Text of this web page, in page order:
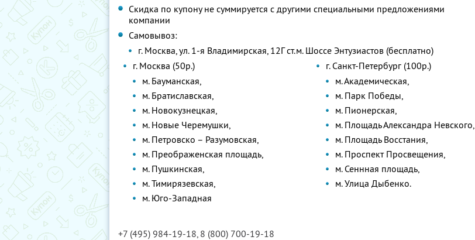
Скидка по купону не суммируется с другими специальными предложениями
компании
Самовывоз:
г. Москва, ул. 1-я Владимирская, 12Г ст.м. Шоссе Энтузиастов (бесплатно)
г. Москва (50р.)
м. Бауманская,
м. Братиславская,
м. Новокузнецкая,
м. Новые Черемушки,
м. Петровско – Разумовская,
м. Преображенская площадь,
м. Пушкинская,
м. Тимирязевская,
м. Юго-Западная
г. Санкт-Петербург (100р.)
м. Академическая,
м. Парк Победы,
м. Пионерская,
м. Площадь Александра Невского,
м. Площадь Восстания,
м. Проспект Просвещения,
м. Сеннная площадь,
м. Улица Дыбенко.
+7 (495) 984-19-18, 8 (800) 700-19-18